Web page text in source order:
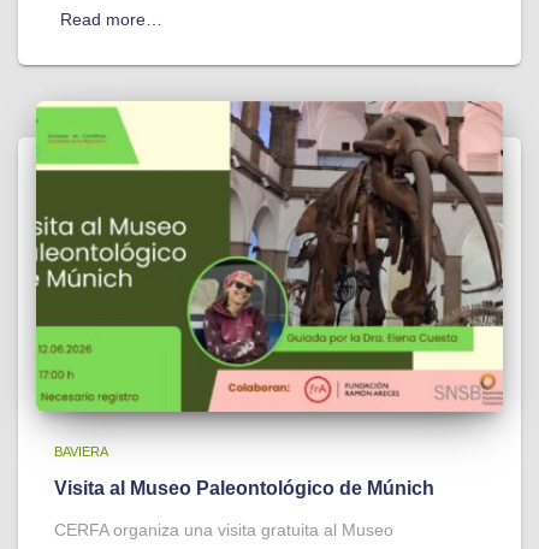
Read more…
BAVIERA
Visita al Museo Paleontológico de Múnich
CERFA organiza una visita gratuita al Museo